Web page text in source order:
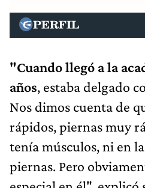
"Cuando llegó a la
años, estaba delgado
Nos dimos cuenta de
rápidos, piernas muy
tenía músculos, ni en
piernas. Pero